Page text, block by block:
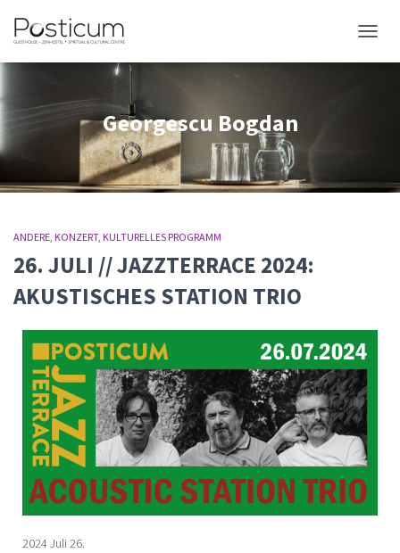
Georgescu Bogdan
ANDERE KONZERT KULTURELLES PROGRAMM
26. JULI // JAZZTERRACE 2024:
AKUSTISCHES STATION TRIO
2024 Juli 26.